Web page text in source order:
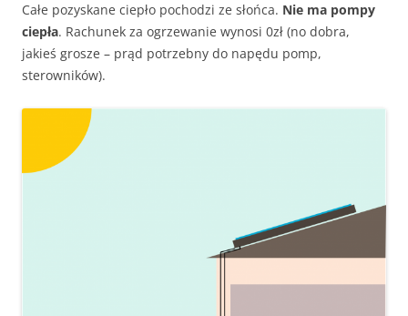
Całe pozyskane ciepło pochodzi ze słońca. Nie ma pompy
ciepła. Rachunek za ogrzewanie wynosi 0zł (no dobra,
jakieś grosze – prąd potrzebny do napędu pomp,
sterowników).